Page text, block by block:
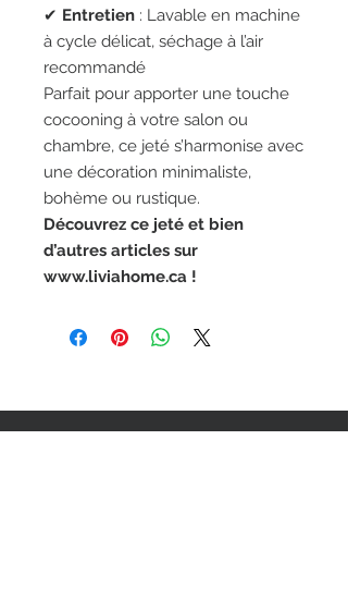
✔ Entretien : Lavable en machine
à cycle délicat, séchage à l’air
recommandé
Parfait pour apporter une touche
cocooning à votre salon ou
chambre, ce jeté s’harmonise avec
une décoration minimaliste,
bohème ou rustique.
Découvrez ce jeté et bien
d’autres articles sur
www.liviahome.ca !